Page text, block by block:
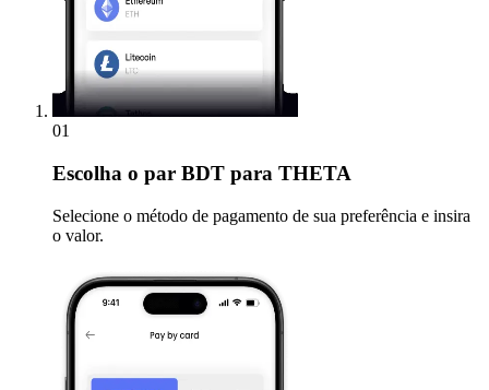
01
Escolha o par BDT para THETA
Selecione o método de pagamento de sua preferência e insira
o valor.